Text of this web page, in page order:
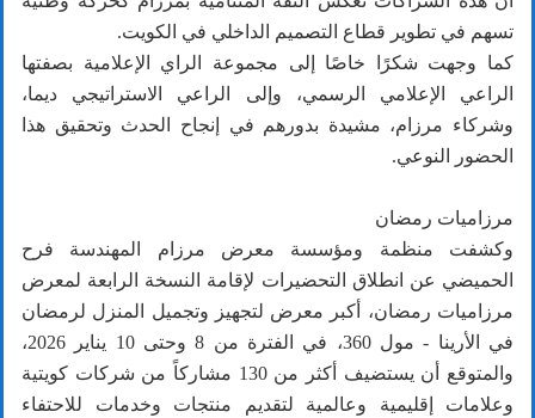
تسهم في تطوير قطاع التصميم الداخلي في الكويت.
كما وجهت شكرًا خاصًا إلى مجموعة الراي الإعلامية بصفتها
الراعي الإعلامي الرسمي، وإلى الراعي الاستراتيجي ديما،
وشركاء مرزام، مشيدة بدورهم في إنجاح الحدث وتحقيق هذا
الحضور النوعي.
مرزاميات رمضان
وكشفت منظمة ومؤسسة معرض مرزام المهندسة فرح
الحميضي عن انطلاق التحضيرات لإقامة النسخة الرابعة لمعرض
مرزاميات رمضان، أكبر معرض لتجهيز وتجميل المنزل لرمضان
في الأرينا - مول 360، في الفترة من 8 وحتى 10 يناير 2026،
والمتوقع أن يستضيف أكثر من 130 مشاركاً من شركات كويتية
وعلامات إقليمية وعالمية لتقديم منتجات وخدمات للاحتفاء